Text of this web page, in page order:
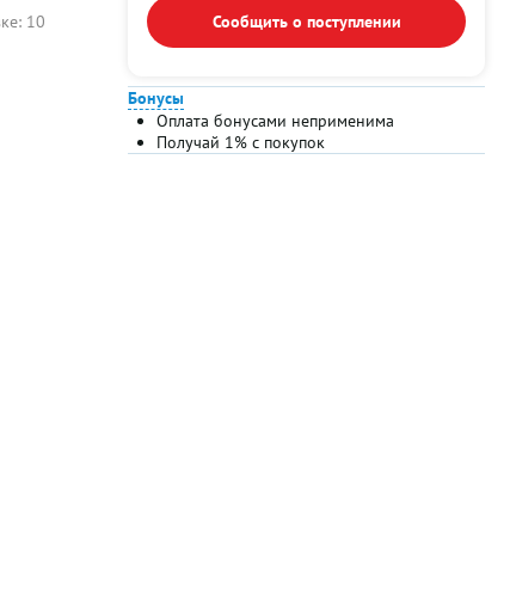
10
Сообщить о поступлении
Бонусы
Оплата бонусами неприменима
Получай 1% с покупок